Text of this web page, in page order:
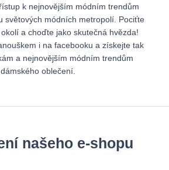
k nejnovějším módním trendům
světových módních metropolí. Pociťte
a choďte jako skutečná hvězda!
i na facebooku a získejte tak
a nejnovějším módním trendům
dámského oblečení.
našeho e-shopu